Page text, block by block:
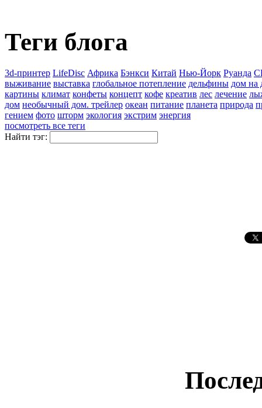
Теги блога
3d-принтер LifeDisc Африка Бэнкси Китай Нью-Йорк Руанда
выживание выставка глобальное потепление дельфины дом на
картины климат конфеты концепт кофе креатив лес лечение
дом необычный дом. трейлер океан питание планета природа
гением фото шторм экология экстрим энергия
посмотреть все теги
Найти тэг: